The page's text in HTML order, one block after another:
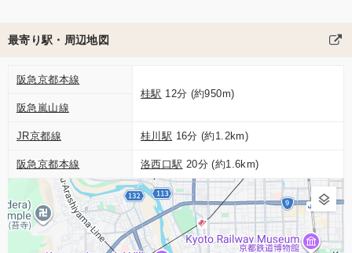
最寄り駅・周辺地図
阪急京都本線
桂駅 12分 (約950m)
阪急嵐山線
JR京都線 桂川駅 16分 (約1.2km)
阪急京都本線 洛西口駅 20分 (約1.6km)
2